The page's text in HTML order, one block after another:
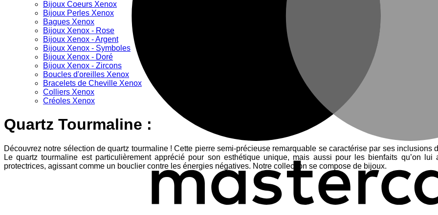
Bijoux Coeurs Xenox
Bijoux Perles Xenox
Bagues Xenox
Bijoux Xenox - Rose
Bijoux Xenox - Argent
Bijoux Xenox - Symboles
Bijoux Xenox - Doré
Bijoux Xenox - Zircons
Boucles d'oreilles Xenox
Bracelets de Cheville Xenox
Colliers Xenox
Créoles Xenox
Quartz Tourmaline :
Découvrez notre sélection de quartz tourmaline ! Cette pierre semi-précieuse remarquable se caractérise par ses
Le quartz tourmaline est particulièrement apprécié pour son esthétique unique, mais aussi pour les bienfaits qu’on
protectrices, agissant comme un bouclier contre les énergies négatives. Notre collection se compose de bijoux.